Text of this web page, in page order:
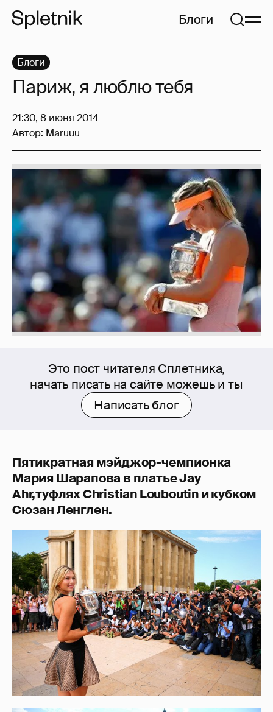
Блоги
Это пост читателя Сплетника,
начать писать на сайте можешь и ты
Написать блог
Пятикратная мэйджор-чемпионка
Мария Шарапова в платье Jay
Ahr,туфлях Christian Louboutin и кубком
Сюзан Ленглен.
Блоги
Париж, я люблю тебя
21:30, 8 июня 2014
Автор: Maruuu